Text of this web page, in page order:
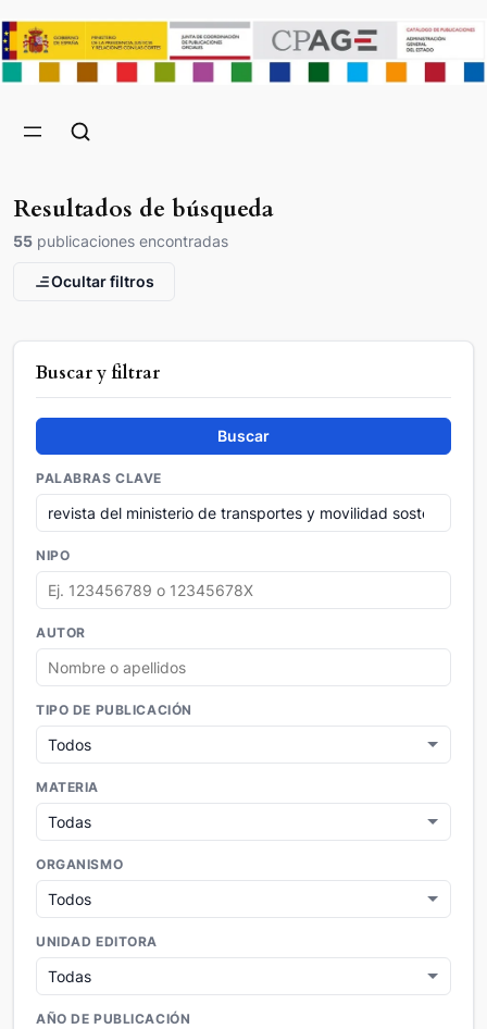
Resultados de búsqueda
55 publicaciones encontradas
Ocultar filtros
Buscar y filtrar
Buscar
PALABRAS CLAVE
NIPO
AUTOR
TIPO DE PUBLICACIÓN
MATERIA
ORGANISMO
UNIDAD EDITORA
AÑO DE PUBLICACIÓN